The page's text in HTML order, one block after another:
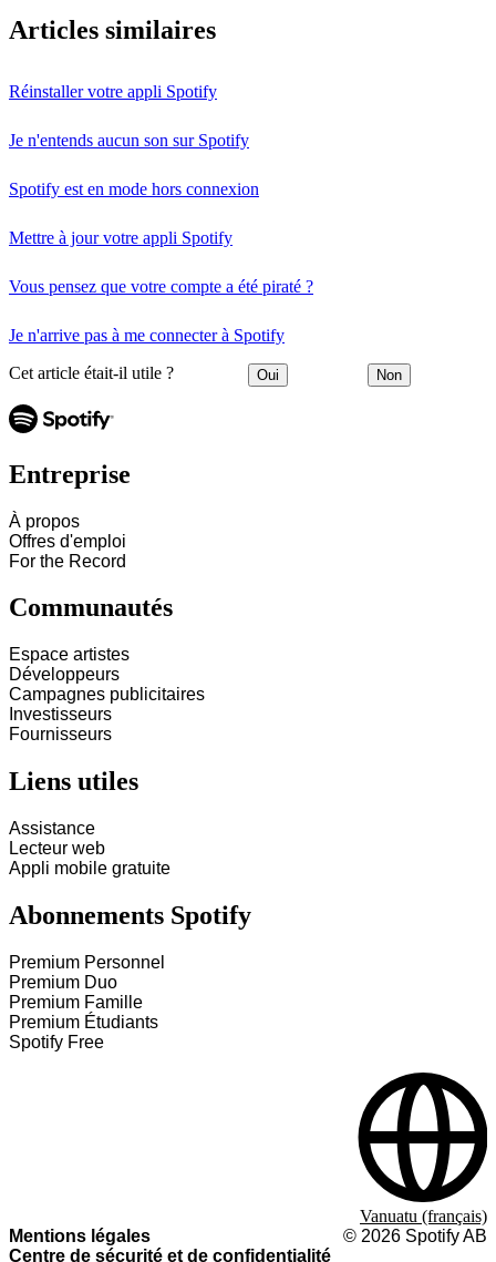
Articles similaires
Réinstaller votre appli Spotify
Je n'entends aucun son sur Spotify
Spotify est en mode hors connexion
Mettre à jour votre appli Spotify
Vous pensez que votre compte a été piraté ?
Je n'arrive pas à me connecter à Spotify
Cet article était-il utile ? Oui Non
Entreprise
À propos
Offres d'emploi
For the Record
Communautés
Espace artistes
Développeurs
Campagnes publicitaires
Investisseurs
Fournisseurs
Liens utiles
Assistance
Lecteur web
Appli mobile gratuite
Abonnements Spotify
Premium Personnel
Premium Duo
Premium Famille
Premium Étudiants
Spotify Free
Mentions légales
Centre de sécurité et de confidentialité
© 2026 Spotify AB
Vanuatu (français)